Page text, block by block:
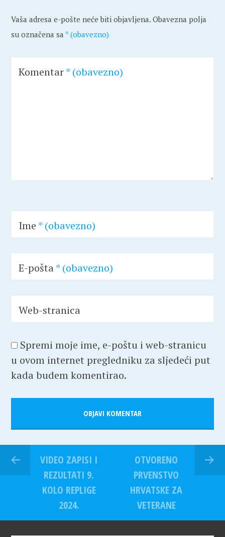
Vaša adresa e-pošte neće biti objavljena. Obavezna polja
su označena sa * (obavezno)
Komentar* (obavezno)
Ime * (obavezno)
E-pošta * (obavezno)
Web-stranica
Spremi moje ime, e-poštu i web-stranicu
u ovom internet pregledniku za sljedeći put
kada budem komentirao.
VIDEO ZAPISI I
REZULTATI 9.
KOLO REPLIGE
2024.
OTVORENO
PRVENSTVO
HRVATSKE ZA
VETERANE